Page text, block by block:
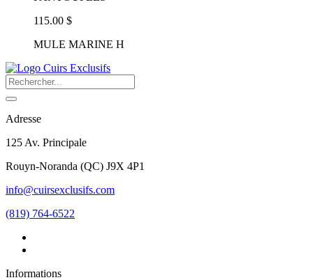
115.00 $
MULE MARINE H
Adresse
125 Av. Principale
Rouyn-Noranda (QC) J9X 4P1
info@cuirsexclusifs.com
(819) 764-6522
Informations